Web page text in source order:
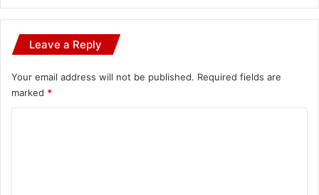
Leave a Reply
Your email address will not be published. Required fields are
marked *